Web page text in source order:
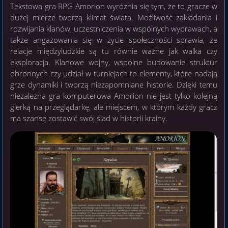
Tekstowa gra RPG Amorion wyróżnia się tym, że to gracze w
dużej mierze tworzą klimat świata. Możliwość zakładania i
rozwijania klanów, uczestniczenia w wspólnych wyprawach, a
także angażowania się w życie społeczności sprawia, że
relacje międzyludzkie są tu równie ważne jak walka czy
eksploracja. Klanowe wojny, wspólne budowanie struktur
obronnych czy udział w turniejach to elementy, które nadają
grze dynamiki i tworzą niezapomniane historie. Dzięki temu
niezależna gra komputerowa Amorion nie jest tylko kolejną
gierką na przeglądarkę, ale miejscem, w którym każdy gracz
ma szansę zostawić swój ślad w historii krainy.